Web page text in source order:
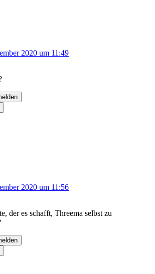
2020 um 11:49
2020 um 11:56
der es schafft, Threema selbst zu